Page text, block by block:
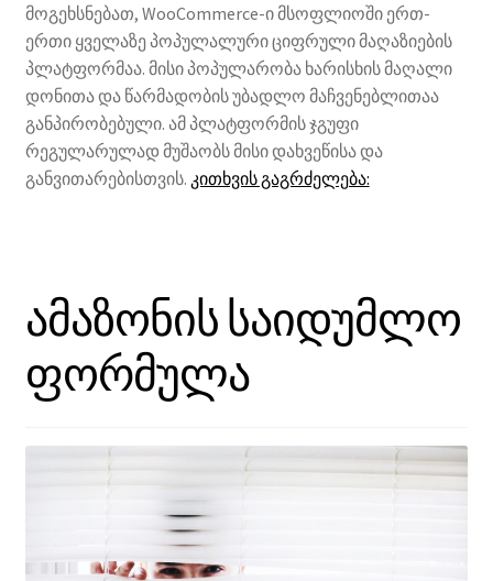
მოგეხსნებათ, WooCommerce-ი მსოფლიოში ერთ-
ერთი ყველაზე პოპულალური ციფრული მაღაზიების
პლატფორმაა. მისი პოპულარობა ხარისხის მაღალი
დონითა და წარმადობის უბადლო მაჩვენებლითაა
განპირობებული. ამ პლატფორმის ჯგუფი
რეგულარულად მუშაობს მისი დახვეწისა და
განვითარებისთვის. კითხვის გაგრძელება:WooCommerce-
უფრო
ასწრაფდა
ამაზონის საიდუმლო
ფორმულა